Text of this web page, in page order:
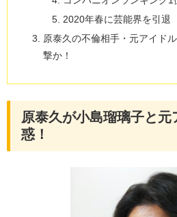
2020年春に芸能界を引退
原泰久の不倫相手・元アイド
撃か！
原泰久が小島瑠璃子と元
惑！